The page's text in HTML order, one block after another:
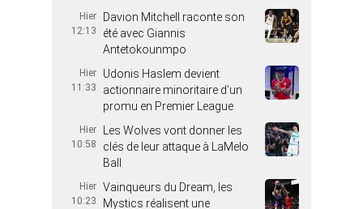
Hier
12:13
Davion Mitchell raconte son
été avec Giannis
Antetokounmpo
Hier
11:33
Udonis Haslem devient
actionnaire minoritaire d’un
promu en Premier League
Hier
10:58
Les Wolves vont donner les
clés de leur attaque à LaMelo
Ball
Hier
10:23
Vainqueurs du Dream, les
Mystics réalisent une